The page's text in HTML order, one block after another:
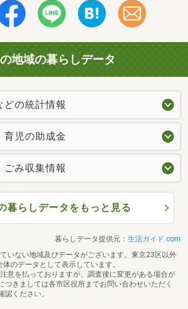
地域の暮らしデータ
どの統計情報
育児の助成金
ごみ収集情報
暮らしデータをもっと見る
暮らしデータ提供元： 生活ガイド.com
いない地域及びデータがございます。東京23区以外
のデータとして表示しています。
意を払っておりますが、調査後に変更がある場合が
つきましては各市区役所までお問い合わせいただく
認ください。